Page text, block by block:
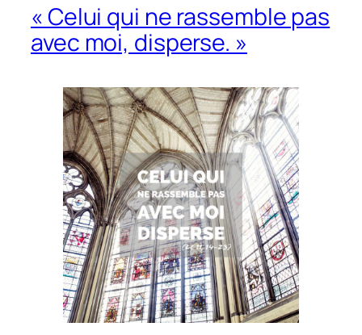
« Celui qui ne rassemble pas
avec moi, disperse. »